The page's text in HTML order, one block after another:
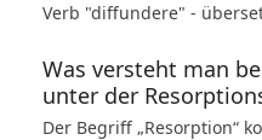
Verb "diffundere" -
Was versteht man
unter der
Der Begriff „Resorption“